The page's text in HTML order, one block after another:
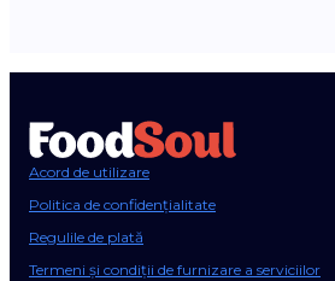
Acord de utilizare
Politica de confidențialitate
Regulile de plată
Termeni și condiții de furnizare a serviciilor